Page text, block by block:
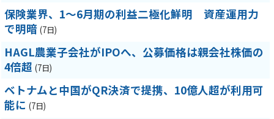
保険業界、1～6月期の利益二極化鮮明 資産運用力
で明暗 (7日)
HAGL農業子会社がIPOへ、公募価格は親会社株価の
4倍超 (7日)
ベトナムと中国がQR決済で提携、10億人超が利用可
能に (7日)